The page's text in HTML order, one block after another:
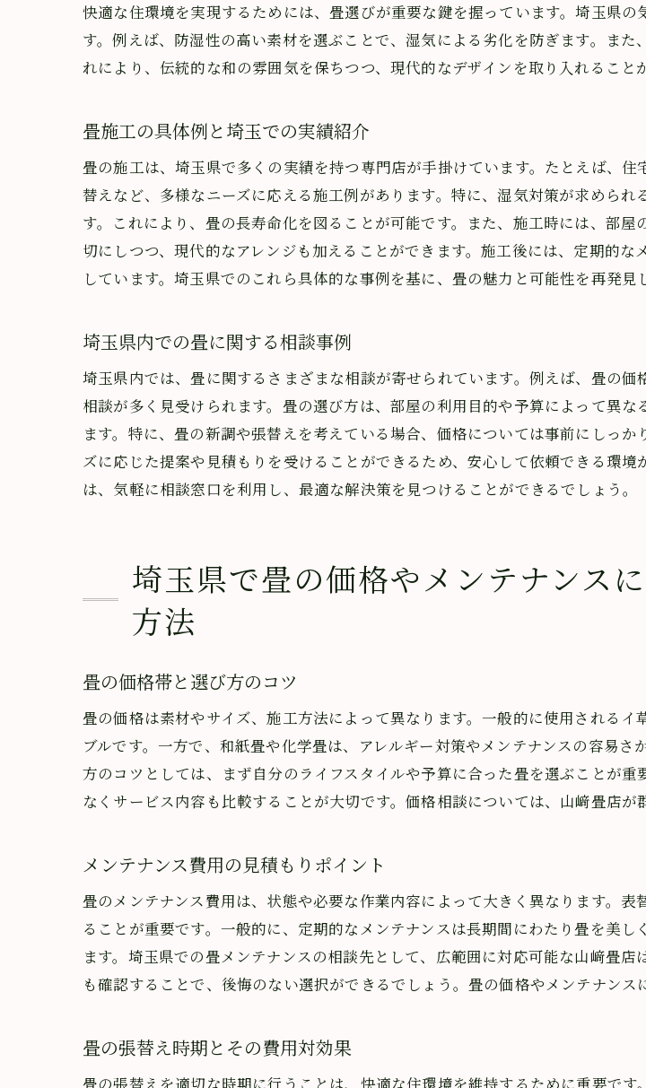
埼玉県での畳の価格とメンテナンスのポ
価格相場から見る畳の選び方
畳の価格に影響を与える要因
メンテナンスの範囲とその重要性
埼玉県で安心の畳サポート体制とは？
畳の専門技術者によるサポート内容
緊急対応可能な畳サービスの紹介
山﨑畳店の技術とサポート体制の違
埼玉県におけるサポート体制の比較
畳に関する悩みを埼玉県で解決！気軽に
畳の悩みを解消する方法とは
相談後のサポート内容とその効果
山﨑畳店の価格設定とその基準
群馬県対応の実績と顧客満足度
他地域との価格比較とその理由
相談事例から見るメンテナンスの重
快適な住環境を実現するためには、畳選びが重要な鍵を握っています。埼玉県
す。例えば、防湿性の高い素材を選ぶことで、湿気による劣化を防ぎます。ま
れにより、伝統的な和の雰囲気を保ちつつ、現代的なデザインを取り入れるこ
畳施工の具体例と埼玉での実績紹介
畳の施工は、埼玉県で多くの実績を持つ専門店が手掛けています。たとえば、
替えなど、多様なニーズに応える施工例があります。特に、湿気対策が求めら
す。これにより、畳の長寿命化を図ることが可能です。また、施工時には、部
切にしつつ、現代的なアレンジも加えることができます。施工後には、定期的
しています。埼玉県でのこれら具体的な事例を基に、畳の魅力と可能性を再発見
埼玉県内での畳に関する相談事例
埼玉県内では、畳に関するさまざまな相談が寄せられています。例えば、畳の
相談が多く見受けられます。畳の選び方は、部屋の利用目的や予算によって異
ます。特に、畳の新調や張替えを考えている場合、価格については事前にしっ
ズに応じた提案や見積もりを受けることができるため、安心して依頼できる環
は、気軽に相談窓口を利用し、最適な解決策を見つけることができるでしょう。
埼玉県で畳の価格やメンテナンス
方法
畳の価格帯と選び方のコツ
畳の価格は素材やサイズ、施工方法によって異なります。一般的に使用される
ブルです。一方で、和紙畳や化学畳は、アレルギー対策やメンテナンスの容易
方のコツとしては、まず自分のライフスタイルや予算に合った畳を選ぶことが
なくサービス内容も比較することが大切です。価格相談については、山﨑畳店が
メンテナンス費用の見積もりポイント
畳のメンテナンス費用は、状態や必要な作業内容によって大きく異なります。
ることが重要です。一般的に、定期的なメンテナンスは長期間にわたり畳を美
ます。埼玉県での畳メンテナンスの相談先として、広範囲に対応可能な山﨑畳
も確認することで、後悔のない選択ができるでしょう。畳の価格やメンテナン
畳の張替え時期とその費用対効果
畳の張替えを適切な時期に行うことは、快適な住環境を維持するために重要で